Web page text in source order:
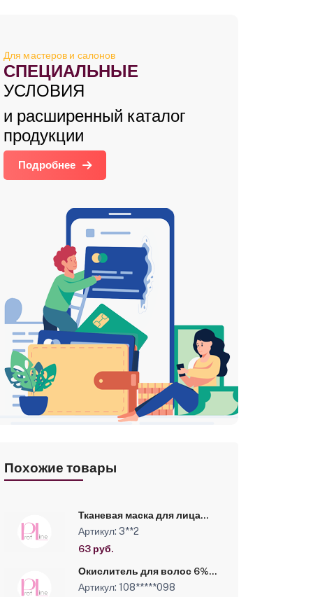
Для мастеров и салонов
СПЕЦИАЛЬНЫЕ
УСЛОВИЯ
и расширенный каталог
продукции
Подробнее
Похожие товары
Тканевая маска для лица
омолаживающая Kapous, 25
г
Артикул: 3**2
63 руб.
Окислитель для волос 6%-
100 мл -LUXOR
PROFESSIONAL
Артикул: 108*****098